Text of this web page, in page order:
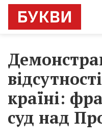
країні:
суд над